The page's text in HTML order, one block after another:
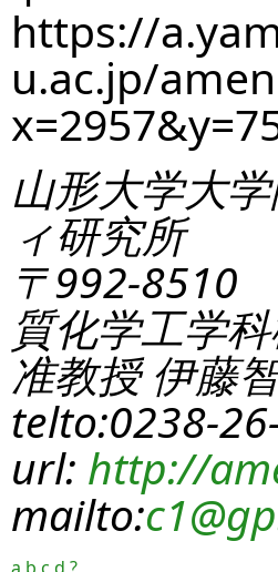
https://
u.ac.jp/
山形大学大
ィ研究所
〒992-8510
質化学工学
准教授 伊藤
telto:0238-
url: http://
mailto:c1